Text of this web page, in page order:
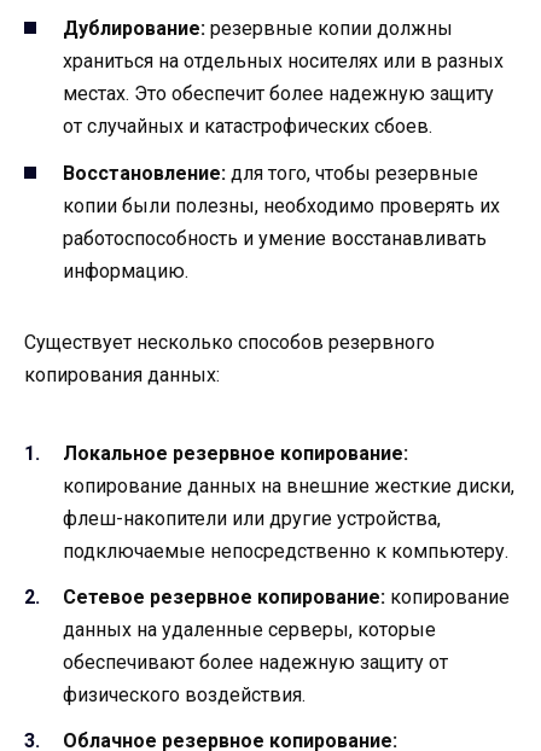
Дублирование: резервные копии должны
храниться на отдельных носителях или в разных
местах. Это обеспечит более надежную защиту
от случайных и катастрофических сбоев.
Восстановление: для того, чтобы резервные
копии были полезны, необходимо проверять их
работоспособность и умение восстанавливать
информацию.
Существует несколько способов резервного
копирования данных:
Локальное резервное копирование:
копирование данных на внешние жесткие диски,
флеш-накопители или другие устройства,
подключаемые непосредственно к компьютеру.
Сетевое резервное копирование: копирование
данных на удаленные серверы, которые
обеспечивают более надежную защиту от
физического воздействия.
Облачное резервное копирование: